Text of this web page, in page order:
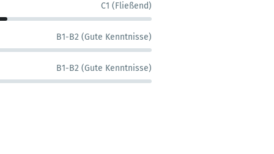
C1 (Fließend)
B1-B2 (Gute Kenntnisse)
B1-B2 (Gute Kenntnisse)